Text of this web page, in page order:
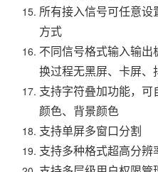
所有接入信号可任意
方式
不同信号格式输入输
换过程无黑屏、卡屏、
支持字符叠加功能，可
颜色、背景颜色
支持单屏多窗口分割
支持多种格式超高分辨